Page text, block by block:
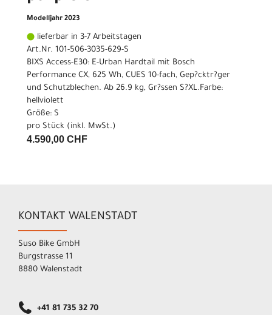
Modelljahr 2023
lieferbar in 3-7 Arbeitstagen
Art.Nr. 101-506-3035-629-S
BIXS Access-E30: E-Urban Hardtail mit Bosch
Performance CX, 625 Wh, CUES 10-fach, Gep?cktr?ger
und Schutzblechen. Ab 26.9 kg, Gr?ssen S?XL.Farbe:
hellviolett
Größe: S
pro Stück (inkl. MwSt.)
4.590,00 CHF
KONTAKT WALENSTADT
Suso Bike GmbH
Burgstrasse 11
8880 Walenstadt
+41 81 735 32 70